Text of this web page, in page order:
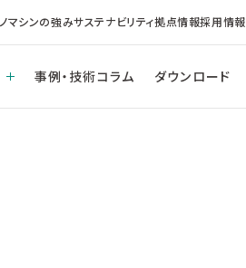
マシンの強みサステナビリティ拠点情報採用情報
事例・技術コラム ダウンロード